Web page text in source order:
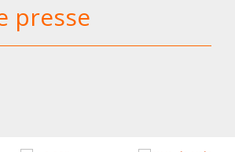
presse